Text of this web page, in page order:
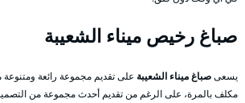
صباغ رخيص ميناء الشعيبة
يسعىصباغ ميناء الشعيبة على تقديم مجموعة رائعة
مكلف بالمرة، على الرغم من تقديم أحدث مجموعة من